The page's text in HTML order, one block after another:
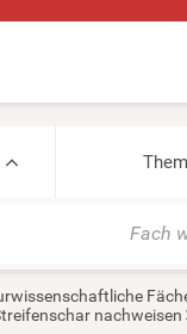
Fach
nachweisen